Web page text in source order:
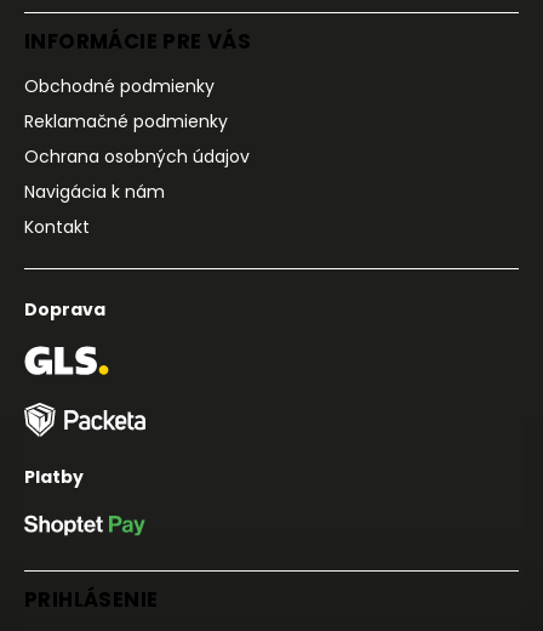
INFORMÁCIE PRE VÁS
Obchodné podmienky
Reklamačné podmienky
Ochrana osobných údajov
Navigácia k nám
Kontakt
Doprava
Platby
PRIHLÁSENIE